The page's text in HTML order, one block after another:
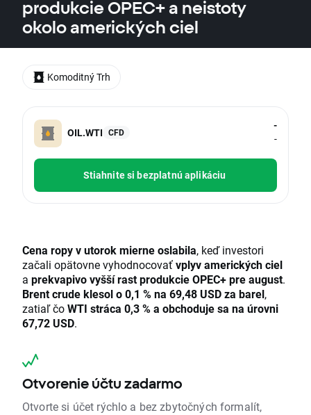
produkcie OPEC+ a neistoty
okolo amerických ciel
OIL.WTI CFD
-
-
Stiahnite si bezplatnú aplikáciu
Cena ropy v utorok mierne oslabila, keď investori
začali opätovne vyhodnocovaťvplyv amerických ciel
a prekvapivo vyšší rast produkcie OPEC+ pre august.
Brent crude klesol o 0,1 % na 69,48 USD za barel,
zatiaľ čoWTI stráca 0,3 % a obchoduje sa na úrovni
67,72 USD.
Otvorenie účtu zadarmo
Otvorte si účet rýchlo a bez zbytočných formalít,
Komoditný Trh